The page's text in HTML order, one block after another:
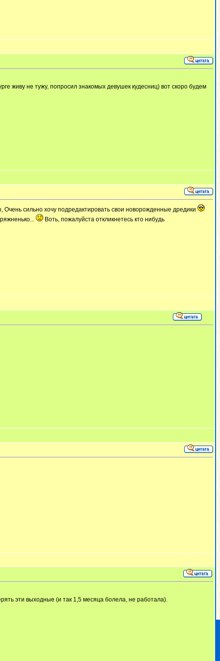
живу не тужу, попросил знакомых девушек кудесниц) вот скоро будем
сильно хочу подредактировать свои новорожденные дредики
Воть, пожалуйста откликнетесь кто нибудь
эти выходные (и так 1,5 месяца болела, не работала).